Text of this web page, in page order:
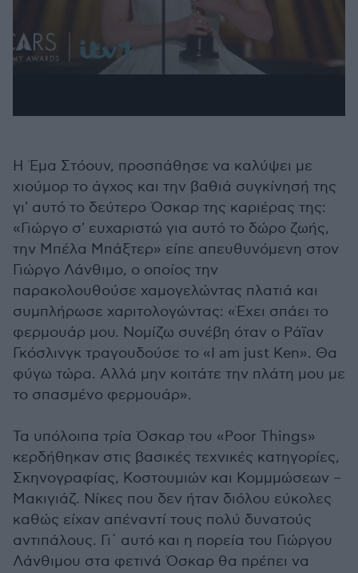
Η Έμα Στόουν, προσπάθησε να καλύψει με
χιούμορ το άγχος και την βαθιά συγκίνησή της
γι' αυτό το δεύτερο Όσκαρ της καριέρας της:
«Γιώργο σ' ευχαριστώ για αυτό το δώρο ζωής,
την Μπέλα Μπάξτερ» είπε απευθυνόμενη στον
Γιώργο Λάνθιμο, ο οποίος την
παρακολουθούσε χαμογελώντας πλατιά και
συμπλήρωσε χαριτολογώντας: «Έχει σπάει το
φερμουάρ μου. Νομίζω συνέβη όταν ο Ράϊαν
Γκόσλινγκ τραγουδούσε το «Ι am just Ken». Θα
φύγω τώρα. Αλλά μην κοιτάτε την πλάτη μου με
το σπασμένο φερμουάρ».
Τα υπόλοιπα τρία Όσκαρ του «Poor Things»
κερδήθηκαν στις βασικές τεχνικές κατηγορίες,
Σκηνογραφίας, Κοστουμιών και Κομμμώσεων –
Μακιγιάζ. Νίκες που δεν ήταν διόλου εύκολες
καθώς είχαν απέναντί τους πολύ δυνατούς
αντιπάλους. Γι΄ αυτό και η πορεία του Γιώργου
Λάνθιμου στα φετινά Όσκαρ θα πρέπει να